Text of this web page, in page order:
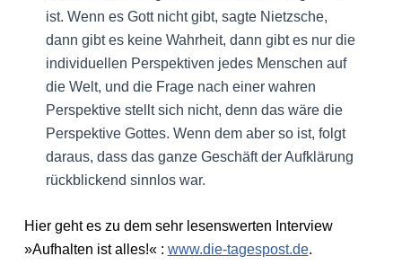
ist. Wenn es Gott nicht gibt, sagte Nietzsche,
dann gibt es keine Wahrheit, dann gibt es nur die
individuellen Perspektiven jedes Menschen auf
die Welt, und die Frage nach einer wahren
Perspektive stellt sich nicht, denn das wäre die
Perspektive Gottes. Wenn dem aber so ist, folgt
daraus, dass das ganze Geschäft der Aufklärung
rückblickend sinnlos war.
Hier geht es zu dem sehr lesenswerten Interview
»Aufhalten ist alles!« : www.die-tagespost.de.